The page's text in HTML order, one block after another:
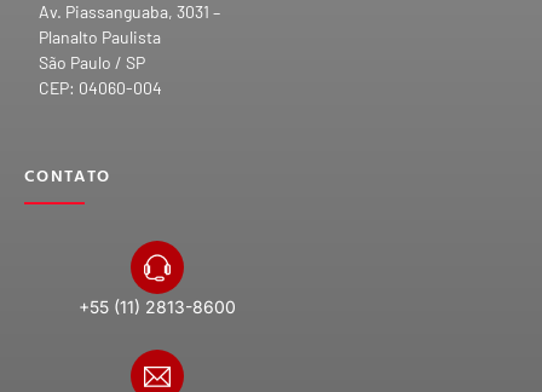
Av. Piassanguaba, 3031 –
Planalto Paulista
São Paulo / SP
CEP: 04060-004
CONTATO
+55 (11) 2813-8600